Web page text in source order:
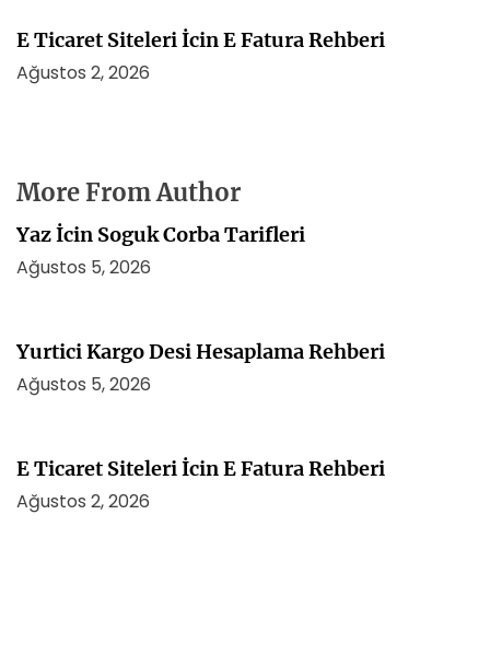
E Ticaret Siteleri İcin E Fatura Rehberi
Ağustos 2, 2026
More From Author
Yaz İcin Soguk Corba Tarifleri
Ağustos 5, 2026
Yurtici Kargo Desi Hesaplama Rehberi
Ağustos 5, 2026
E Ticaret Siteleri İcin E Fatura Rehberi
Ağustos 2, 2026